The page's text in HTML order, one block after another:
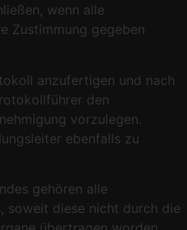
wenn alle
Zustimmung gegeben
anzufertigen und nach
den
vorzulegen.
ebenfalls zu
gehören alle
soweit diese nicht durch die